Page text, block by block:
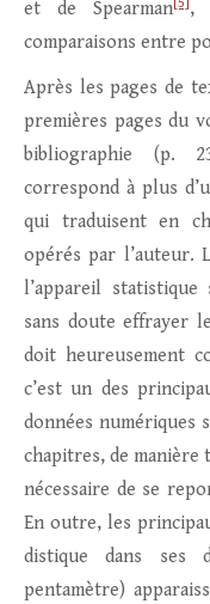
et de Spearman [5] ,
comparaisons entre
Après les pages de
premières pages du
bibliographie (p.
correspond à plus
qui traduisent en
opérés par l’auteur.
l’appareil
sans doute effrayer
doit heureusement
c’est un des
données numériques
chapitres, de manière
nécessaire de se
En outre, les
distique dans ses
pentamètre)